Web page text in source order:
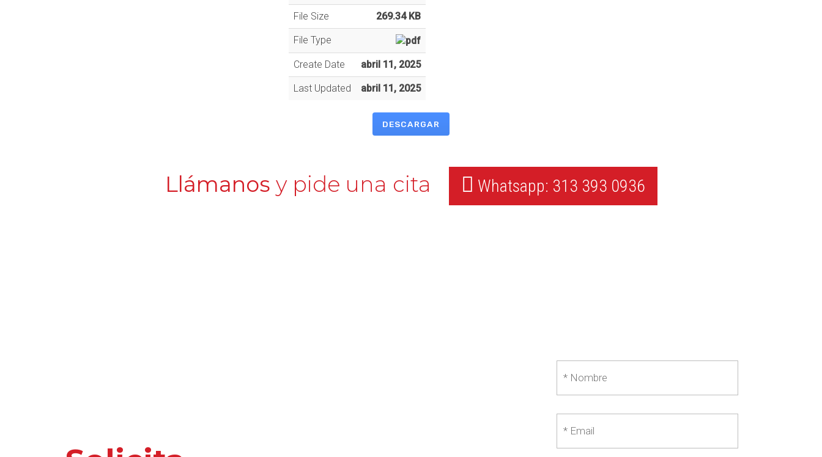
File Size 269.34 KB
File Type
Create Date abril 11, 2025
Last Updated abril 11, 2025
DESCARGAR
Llámanos y pide una cita Whatsapp: 313 393 0936